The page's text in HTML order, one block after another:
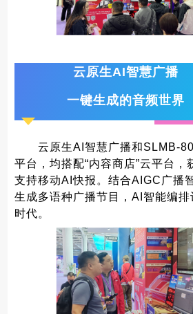
云原生AI智慧广播
一键生成的音频世界
云原生AI智慧广播和SLMB-
平台，均搭配“内容商店”云平台，
支持移动AI快报。结合AIGC广播
生成多语种广播节目，AI智能编
时代。